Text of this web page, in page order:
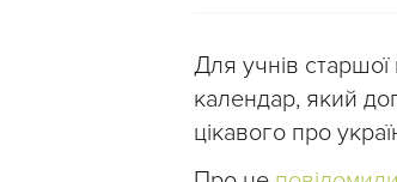
Для учнів старшої
календар, який
цікавого про